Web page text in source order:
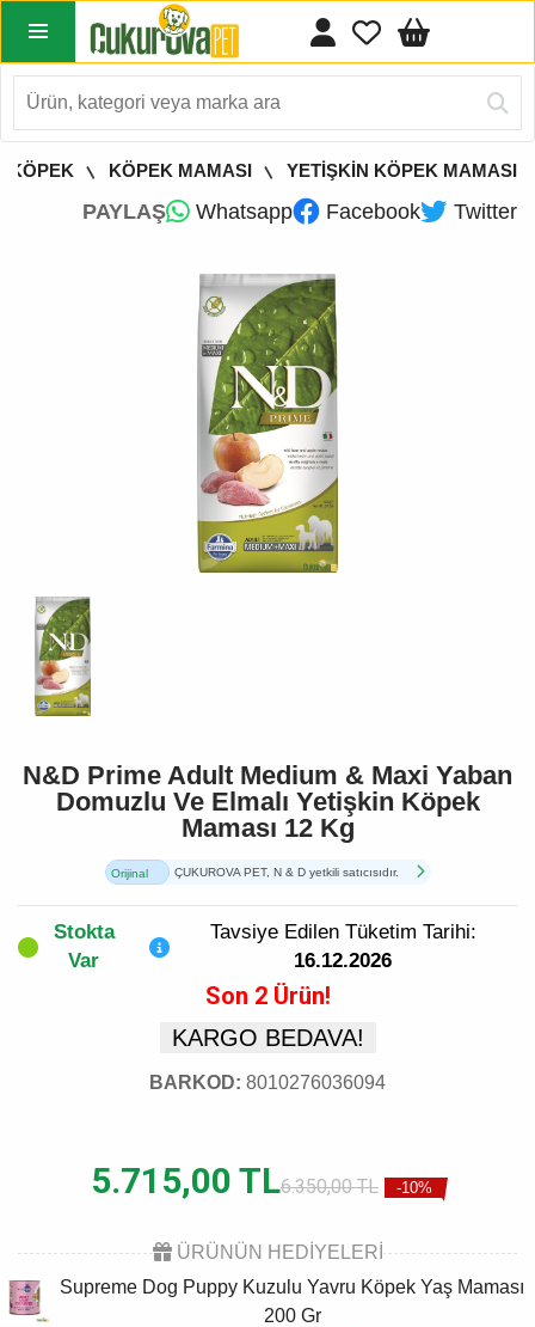
KÖPEK KÖPEK MAMASI YETİŞKİN KÖPEK MAMASI
PAYLAŞ Whatsapp Facebook Twitter
N&D Prime Adult Medium & Maxi Yaban
Domuzlu Ve Elmalı Yetişkin Köpek
Maması 12 Kg
Orijinal
ÇUKUROVA PET, N & D yetkili satıcısıdır.
Stokta
Var
Tavsiye Edilen Tüketim Tarihi:
16.12.2026
Son 2 Ürün!
KARGO BEDAVA!
BARKOD: 8010276036094
5.715,00 TL6.350,00 TL -10%
ÜRÜNÜN HEDİYELERİ
Supreme Dog Puppy Kuzulu Yavru Köpek Yaş Maması
200 Gr